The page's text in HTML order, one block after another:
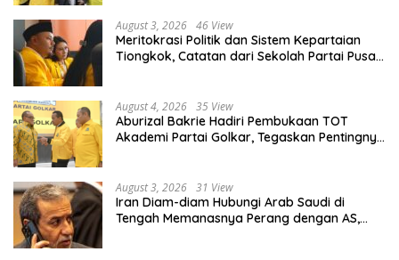
August 3, 2026 46 View
Meritokrasi Politik dan Sistem Kepartaian
Tiongkok, Catatan dari Sekolah Partai Pusat
August 4, 2026 35 View
Aburizal Bakrie Hadiri Pembukaan TOT
Akademi Partai Golkar, Tegaskan Pentingnya
August 3, 2026 31 View
Iran Diam-diam Hubungi Arab Saudi di
Tengah Memanasnya Perang dengan AS,